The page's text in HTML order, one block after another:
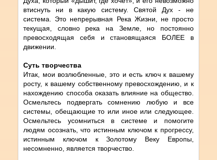
втиснуть ни в какую систему. Святой Дух - не
система. Это непрерывная Река Жизни, не просто
текущая, словно река на Земле, но постоянно
превосходящая себя и становящаяся БОЛЕЕ в
движении.
Суть творчества
Итак, мои возлюбленные, это и есть ключ к вашему
росту, к вашему собственному превосхождению, и к
нахождению способа оказать влияние на общество.
Осмельтесь подвергать сомнению любую и все
системы, обещающие то или иное или следующее.
Осмельтесь усомниться в системе и помогите
людям осознать, что истинным ключом к прогрессу,
истинным ключом к Золотому Веку Европы,
несомненно, является творчество.